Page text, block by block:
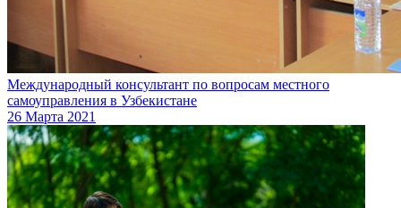
Международный консультант по вопросам местного
самоуправления в Узбекистане
26 Марта 2021